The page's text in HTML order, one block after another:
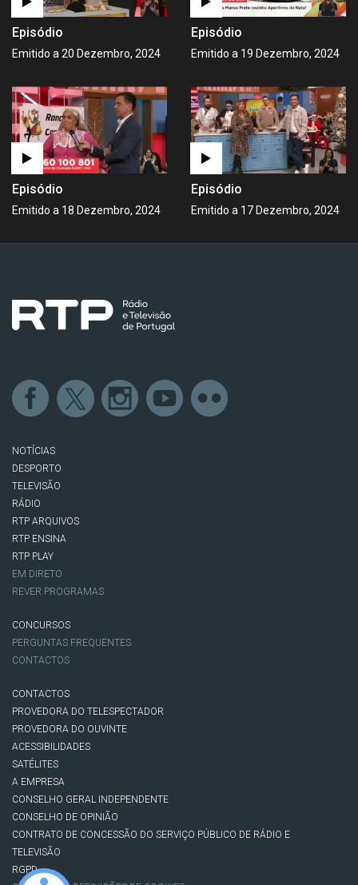
Episódio
Emitido a 20 Dezembro, 2024
Episódio
Emitido a 19 Dezembro, 2024
Episódio
Emitido a 18 Dezembro, 2024
Episódio
Emitido a 17 Dezembro, 2024
NOTÍCIAS
DESPORTO
TELEVISÃO
RÁDIO
RTP ARQUIVOS
RTP ENSINA
RTP PLAY
EM DIRETO
REVER PROGRAMAS
CONCURSOS
PERGUNTAS FREQUENTES
CONTACTOS
CONTACTOS
PROVEDORA DO TELESPECTADOR
PROVEDORA DO OUVINTE
ACESSIBILIDADES
SATÉLITES
A EMPRESA
CONSELHO GERAL INDEPENDENTE
CONSELHO DE OPINIÃO
CONTRATO DE CONCESSÃO DO SERVIÇO PÚBLICO DE RÁDIO E
TELEVISÃO
RGPD